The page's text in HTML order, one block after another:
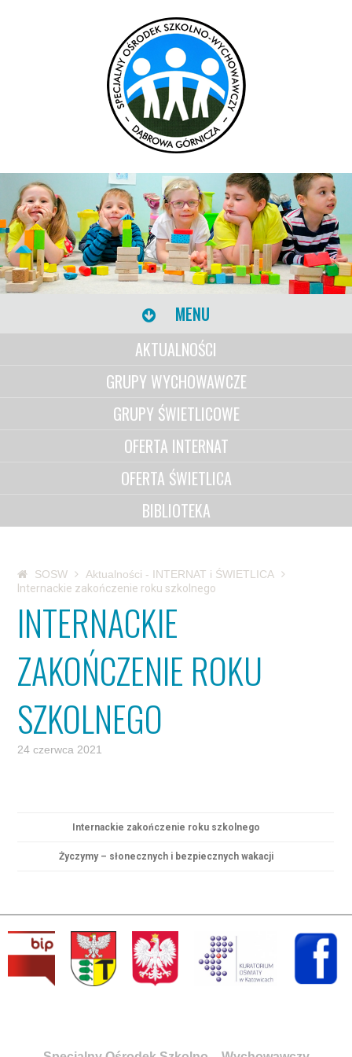
MENU
AKTUALNOŚCI
GRUPY WYCHOWAWCZE
GRUPY ŚWIETLICOWE
OFERTA INTERNAT
OFERTA ŚWIETLICA
BIBLIOTEKA
SOSW
Aktualności - INTERNAT i ŚWIETLICA
Internackie zakończenie roku szkolnego
INTERNACKIE
ZAKOŃCZENIE ROKU
SZKOLNEGO
24 czerwca 2021
Internackie zakończenie roku szkolnego
Życzymy – słonecznych i bezpiecznych wakacji